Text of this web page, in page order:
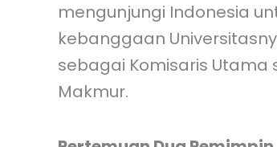
mengunjungi Indonesia
kebanggaan
sebagai Komisaris Utama
Makmur.